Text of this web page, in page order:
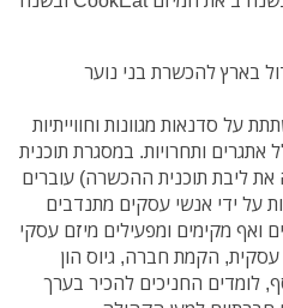
בארץ להכשרת בני נוער
על סדנאות מגוונות וחווייתיות
ותחרויות. במסגרת תוכנית
ליבת תוכנית ההכשרה) עוברים
על ידי אנשי עסקים מתנדבים
מקימים ומפעילים מיזם עסקי
הקמת חברה, גיוס הון
לומדים החניכים להכיר בערך